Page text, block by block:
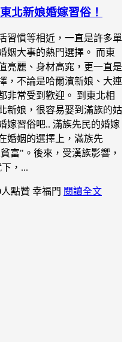
北新娘婚嫁習俗！
習慣等相近，一直是許多單
姻大事的熱門選擇。 而東
亮麗、身材高窕，更一直是
，不論是哈爾濱新娘、大連
非常受到歡迎。 到東北相
新娘，很容易娶到滿族的姑
嫁習俗吧.. 滿族先民的婚嫁
婚姻的選擇上，滿族先
富"。後來，受漢族影響，
，...
人點贊 幸福門 閱讀全文